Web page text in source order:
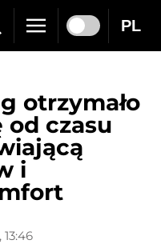
PL
otrzymało
od czasu
i
13:46